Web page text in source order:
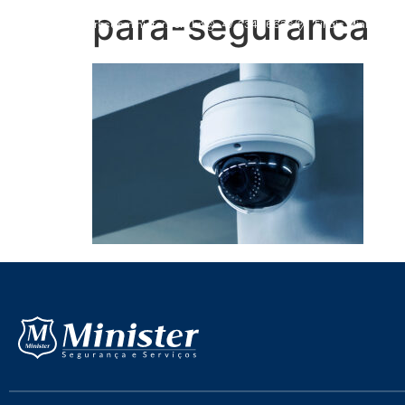
contato@empresasminister.com.br 47. 3349 6636 Filiais Minister
para-seguranca